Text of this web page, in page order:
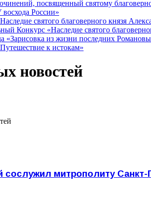
посвященный святому
России»
святого благоверного князя
Конкурс «Наследие святого
«Зарисовка из жизни последних
к истокам»
новостей
сослужил митрополиту